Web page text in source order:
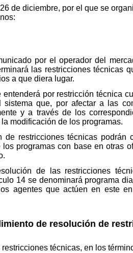
de diciembre, por el que se
por el operador del
las restricciones técnicas
a que diera lugar.
por restricción técnica
que, por afectar a las
y a través de los
modificación de los programas.
de restricciones técnicas
programas con base en otras
de las restricciones
14 se denominará programa
agentes que actúen en este
de resolución de
técnicas, en los